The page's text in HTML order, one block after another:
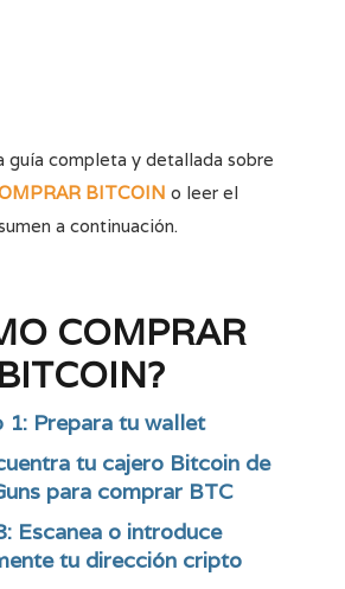
guía completa y detallada sobre
BITCOIN o leer el
a continuación.
COMPRAR
BITCOIN?
1: Prepara tu wallet
tu cajero Bitcoin de
para comprar BTC
Escanea o introduce
tu dirección cripto